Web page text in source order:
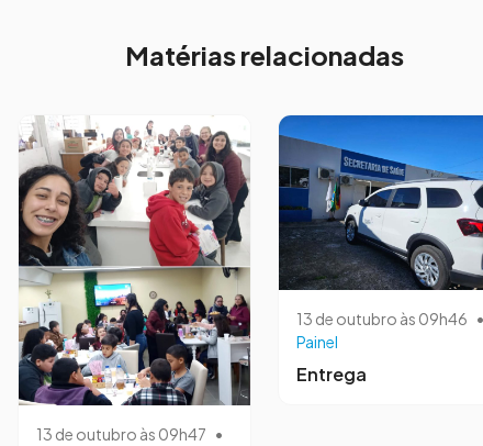
Matérias relacionadas
13 de outubro às 09h47 •
13 de outubro às 09h46 •
Painel
Entrega